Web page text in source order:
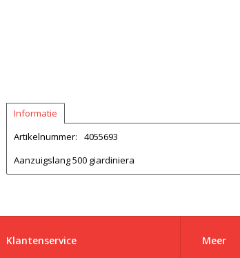
Informatie
Artikelnummer:
4055693
Aanzuigslang 500 giardiniera
Klantenservice Meer